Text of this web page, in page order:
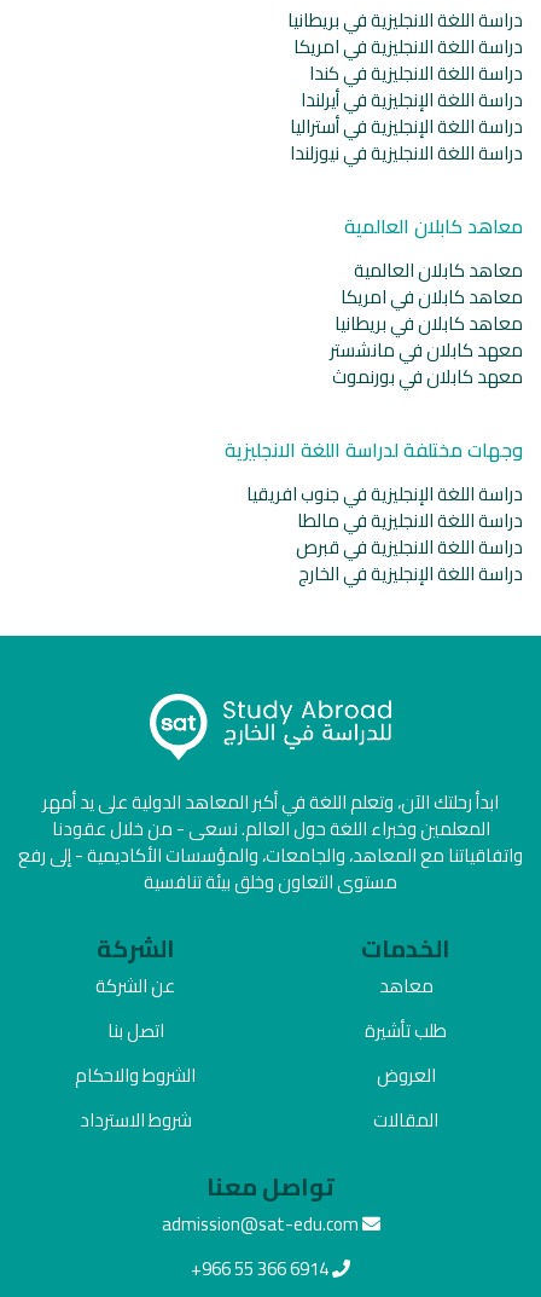
دراسة اللغة الانجليزية في بريطانيا
دراسة اللغة الانجليزية في امريكا
دراسة اللغة الانجليزية في كندا
دراسة اللغة الإنجليزية في أيرلندا
دراسة اللغة الإنجليزية في أستراليا
دراسة اللغة الانجليزية في نيوزلندا
معاهد كابلان العالمية
معاهد كابلان العالمية
معاهد كابلان في امريكا
معاهد كابلان في بريطانيا
معهد كابلان في مانشستر
معهد كابلان في بورنموث
وجهات مختلفة لدراسة اللغة الانجليزية
دراسة اللغة الإنجليزية في جنوب افريقيا
دراسة اللغة الانجليزية في مالطا
دراسة اللغة الانجليزية في قبرص
دراسة اللغة الإنجليزية في الخارج
ابدأ رحلتك الآن، وتعلم اللغة في أكبر المعاهد الدولية على يد أمهر
المعلمين وخبراء اللغة حول العالم. نسعى - من خلال عقودنا
واتفاقياتنا مع المعاهد، والجامعات، والمؤسسات الأكاديمية - إلى رفع
مستوى التعاون وخلق بيئة تنافسية
الخدمات
معاهد
طلب تأشيرة
العروض
المقالات
الشركة
عن الشركة
اتصل بنا
الشروط والاحكام
شروط الاسترداد
تواصل معنا
admission@sat-edu.com
+966 55 366 6914